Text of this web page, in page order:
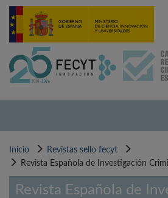
Pasar
contenido
Inicio
Revistas sello fecyt
Revista Española de Investigación
Revista Española de